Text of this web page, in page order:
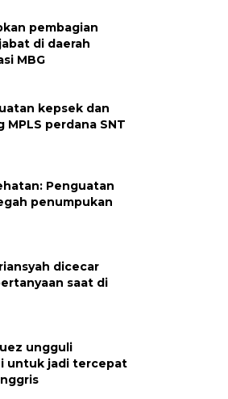
pembagian
di daerah
MBG
kepsek dan
MPLS perdana SNT
Penguatan
penumpukan
dicecar
saat di
ungguli
untuk jadi tercepat